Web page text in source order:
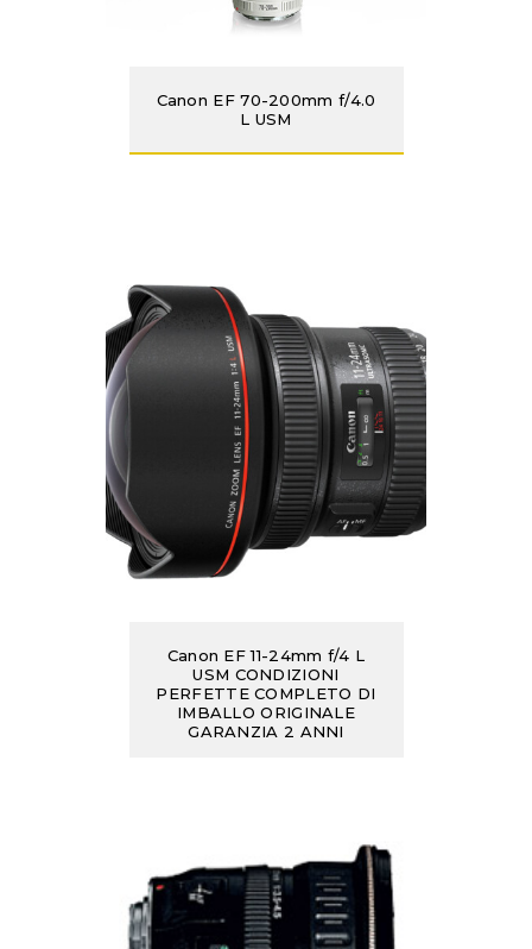
Canon EF 70-200mm f/4.0
L USM
Canon EF 11-24mm f/4 L
USM CONDIZIONI
PERFETTE COMPLETO DI
IMBALLO ORIGINALE
GARANZIA 2 ANNI